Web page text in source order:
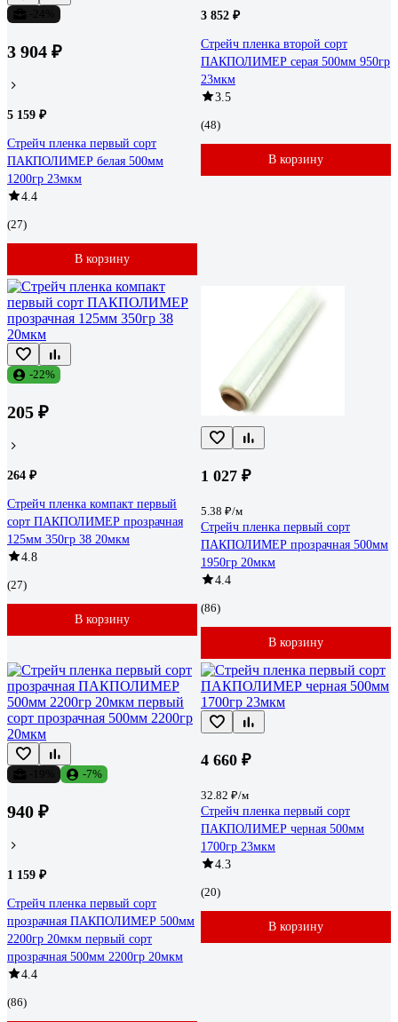
3 904 ₽
5 159 ₽
Стрейч пленка первый сорт
ПАКПОЛИМЕР белая 500мм
1200гр 23мкм
4.4
(27)
В корзину
3 852 ₽
Стрейч пленка второй сорт
ПАКПОЛИМЕР серая 500мм 950гр
23мкм
3.5
(48)
В корзину
-22%
205 ₽
264 ₽
Стрейч пленка компакт первый
сорт ПАКПОЛИМЕР прозрачная
125мм 350гр 38 20мкм
4.8
(27)
В корзину
1 027 ₽
5.38 ₽/м
Стрейч пленка первый сорт
ПАКПОЛИМЕР прозрачная 500мм
1950гр 20мкм
4.4
(86)
В корзину
-7%
940 ₽
1 159 ₽
Стрейч пленка первый сорт
прозрачная ПАКПОЛИМЕР 500мм
2200гр 20мкм первый сорт
прозрачная 500мм 2200гр 20мкм
4.4
(86)
4 660 ₽
32.82 ₽/м
Стрейч пленка первый сорт
ПАКПОЛИМЕР черная 500мм
1700гр 23мкм
4.3
(20)
В корзину